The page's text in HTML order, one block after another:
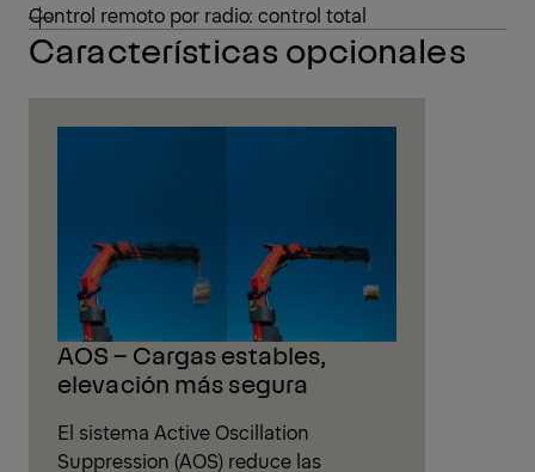
Control remoto por radio: control total
Características opcionales
AOS – Cargas estables,
elevación más segura
El sistema Active Oscillation
Suppression (AOS) reduce las